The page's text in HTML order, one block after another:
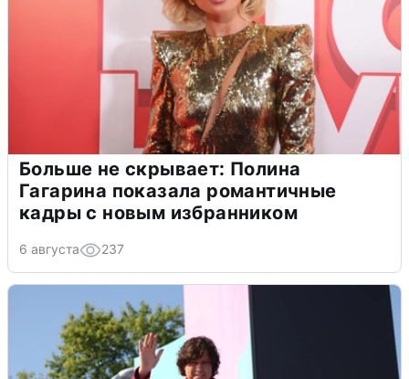
Больше не скрывает: Полина
Гагарина показала романтичные
кадры с новым избранником
6 августа 237